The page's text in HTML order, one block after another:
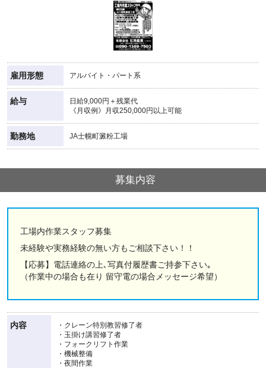
雇用形態 アルバイト・パート系
給与
日給9,000円＋残業代
《月収例》月収250,000円以上可能
勤務地 JA士幌町澱粉工場
募集内容
工場内作業スタッフ募集
未経験や実務経験の無い方もご相談下さい！！
【応募】電話連絡の上､写真付履歴書ご持参下さい｡
（作業中の場合も在り 留守電の場合メッセージ希望）
内容
・クレーン特別教習修了者
・玉掛け講習修了者
・フォークリフト作業
・機械整備
・夜間作業